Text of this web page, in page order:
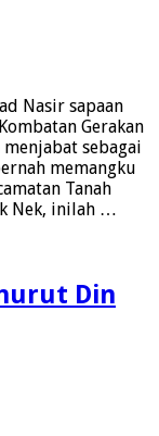
Nasir sapaan
Gerakan
sebagai
memangku
Tanah
Nek, inilah …
Din